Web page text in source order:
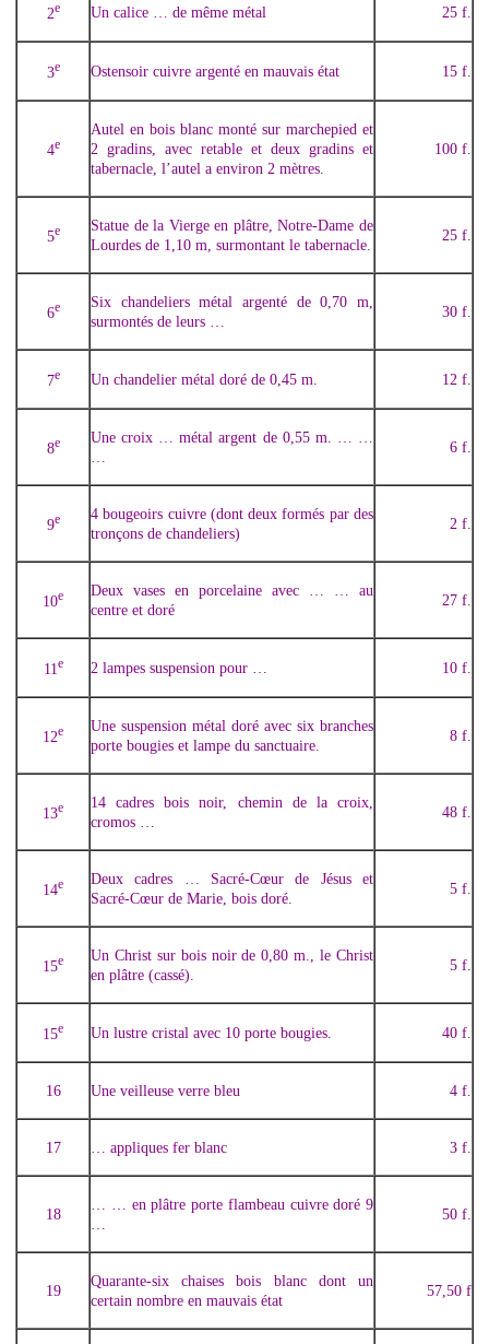
2e Un calice … de même métal 25 f.
3e Ostensoir cuivre argenté en mauvais état 15 f.
4e
Autel en bois blanc monté sur marchepied et
2 gradins, avec retable et deux gradins et
tabernacle, l’autel a environ 2 mètres.
100 f.
5e
Statue de la Vierge en plâtre, Notre-Dame de
Lourdes de 1,10 m, surmontant le tabernacle.
25 f.
6e
Six chandeliers métal argenté de 0,70 m,
surmontés de leurs …
30 f.
7e Un chandelier métal doré de 0,45 m. 12 f.
8e
Une croix … métal argent de 0,55 m. … …
…
6 f.
9e
4 bougeoirs cuivre (dont deux formés par des
tronçons de chandeliers)
2 f.
10e
Deux vases en porcelaine avec … … au
centre et doré
27 f.
11e 2 lampes suspension pour … 10 f.
12e
Une suspension métal doré avec six branches
porte bougies et lampe du sanctuaire.
8 f.
13e
14 cadres bois noir, chemin de la croix,
cromos …
48 f.
14e
Deux cadres … Sacré-Cœur de Jésus et
Sacré-Cœur de Marie, bois doré.
5 f.
15e
Un Christ sur bois noir de 0,80 m., le Christ
en plâtre (cassé).
5 f.
15e Un lustre cristal avec 10 porte bougies. 40 f.
16 Une veilleuse verre bleu 4 f.
17 … appliques fer blanc 3 f.
18
… … en plâtre porte flambeau cuivre doré 9
…
50 f.
19
Quarante-six chaises bois blanc dont un
certain nombre en mauvais état
57,50 f